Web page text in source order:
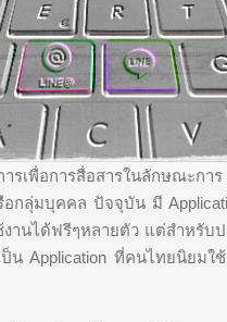
ารเพื่อการสื่อสารในลักษณะกา
กลุ่มบุคคล ปัจจุบัน มี
งานได้ฟรีๆหลายตัว แต่สำหรับ
น Application ที่คนไทยนิยมใ